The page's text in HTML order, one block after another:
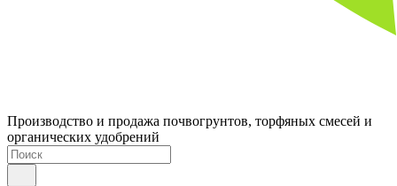
Производство и продажа почвогрунтов, торфяных смесей и
органических удобрений